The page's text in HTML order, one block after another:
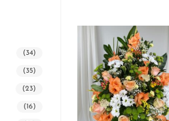
(34)
(35)
(23)
(16)